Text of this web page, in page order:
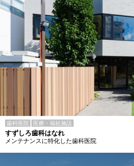
歯科医院 医療・福祉施設
すずしろ歯科はなれ
メンテナンスに特化した歯科医院